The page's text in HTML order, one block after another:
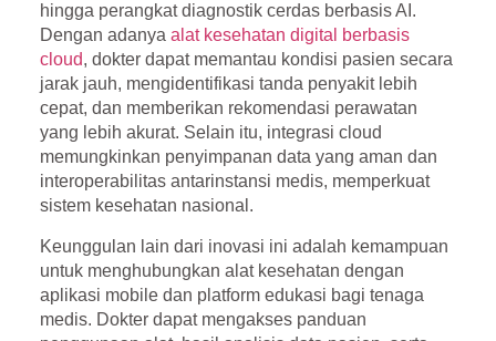
hingga perangkat diagnostik cerdas berbasis AI.
Dengan adanya alat kesehatan digital berbasis
cloud, dokter dapat memantau kondisi pasien secara
jarak jauh, mengidentifikasi tanda penyakit lebih
cepat, dan memberikan rekomendasi perawatan
yang lebih akurat. Selain itu, integrasi cloud
memungkinkan penyimpanan data yang aman dan
interoperabilitas antarinstansi medis, memperkuat
sistem kesehatan nasional.
Keunggulan lain dari inovasi ini adalah kemampuan
untuk menghubungkan alat kesehatan dengan
aplikasi mobile dan platform edukasi bagi tenaga
medis. Dokter dapat mengakses panduan